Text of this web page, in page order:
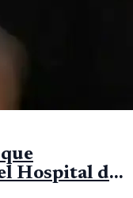
Hospital de